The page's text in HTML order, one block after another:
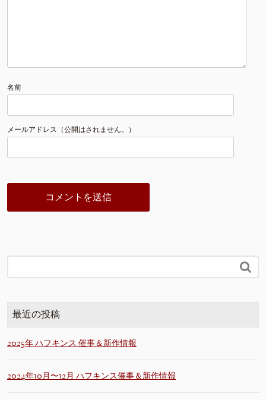
名前
メールアドレス（公開はされません。）

最近の投稿
2025年 ハフキンス 催事＆新作情報
2024年10月〜12月 ハフキンス催事＆新作情報